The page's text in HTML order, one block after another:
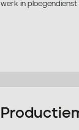
werk in ploegendienst